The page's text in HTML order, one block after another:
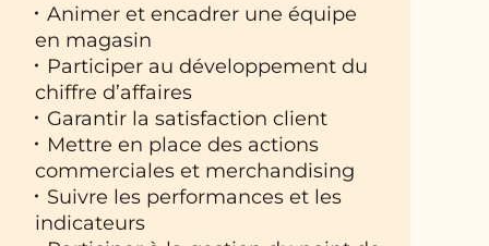
Animer et encadrer une équipe
en magasin
Participer au développement du
chiffre d’affaires
Garantir la satisfaction client
Mettre en place des actions
commerciales et merchandising
Suivre les performances et les
indicateurs